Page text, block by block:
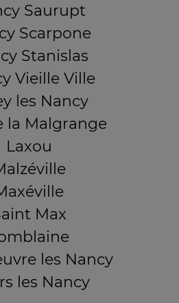
Saurupt
Scarpone
Stanislas
Vieille Ville
les Nancy
la Malgrange
Laxou
Max
les Nancy
les Nancy